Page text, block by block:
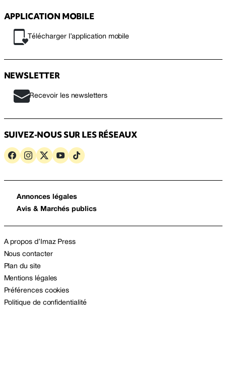
APPLICATION MOBILE
Télécharger l’application mobile
NEWSLETTER
Recevoir les newsletters
SUIVEZ-NOUS SUR LES RÉSEAUX
Annonces légales
Avis & Marchés publics
A propos d’Imaz Press
Nous contacter
Plan du site
Mentions légales
Préférences cookies
Politique de confidentialité